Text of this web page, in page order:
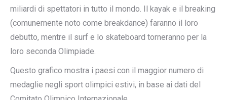
miliardi di spettatori in tutto il mondo. Il kayak e il breaking
(comunemente noto come breakdance) faranno il loro
debutto, mentre il surf e lo skateboard torneranno per la
loro seconda Olimpiade.
Questo grafico mostra i paesi con il maggior numero di
medaglie negli sport olimpici estivi, in base ai dati del